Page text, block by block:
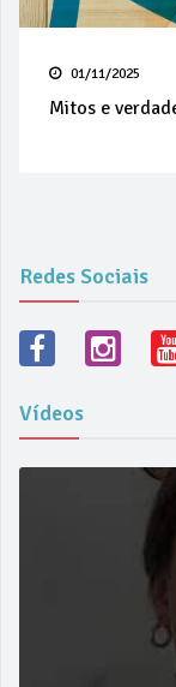
01/11/2025
Mitos e
Redes Sociais
Vídeos